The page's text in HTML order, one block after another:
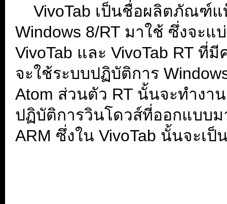
VivoTab เป็นชื่อผลิตภัณฑ์แ
Windows 8/RT มาใช้ ซึ่งจะ
VivoTab และ VivoTab RT ที่
จะใช้ระบบปฏิบัติการ
Atom ส่วนตัว RT นั้นจะทำงา
ปฏิบัติการวินโดวส์ที่ออกแบบ
ARM ซึ่งใน VivoTab นั้นจะเป็